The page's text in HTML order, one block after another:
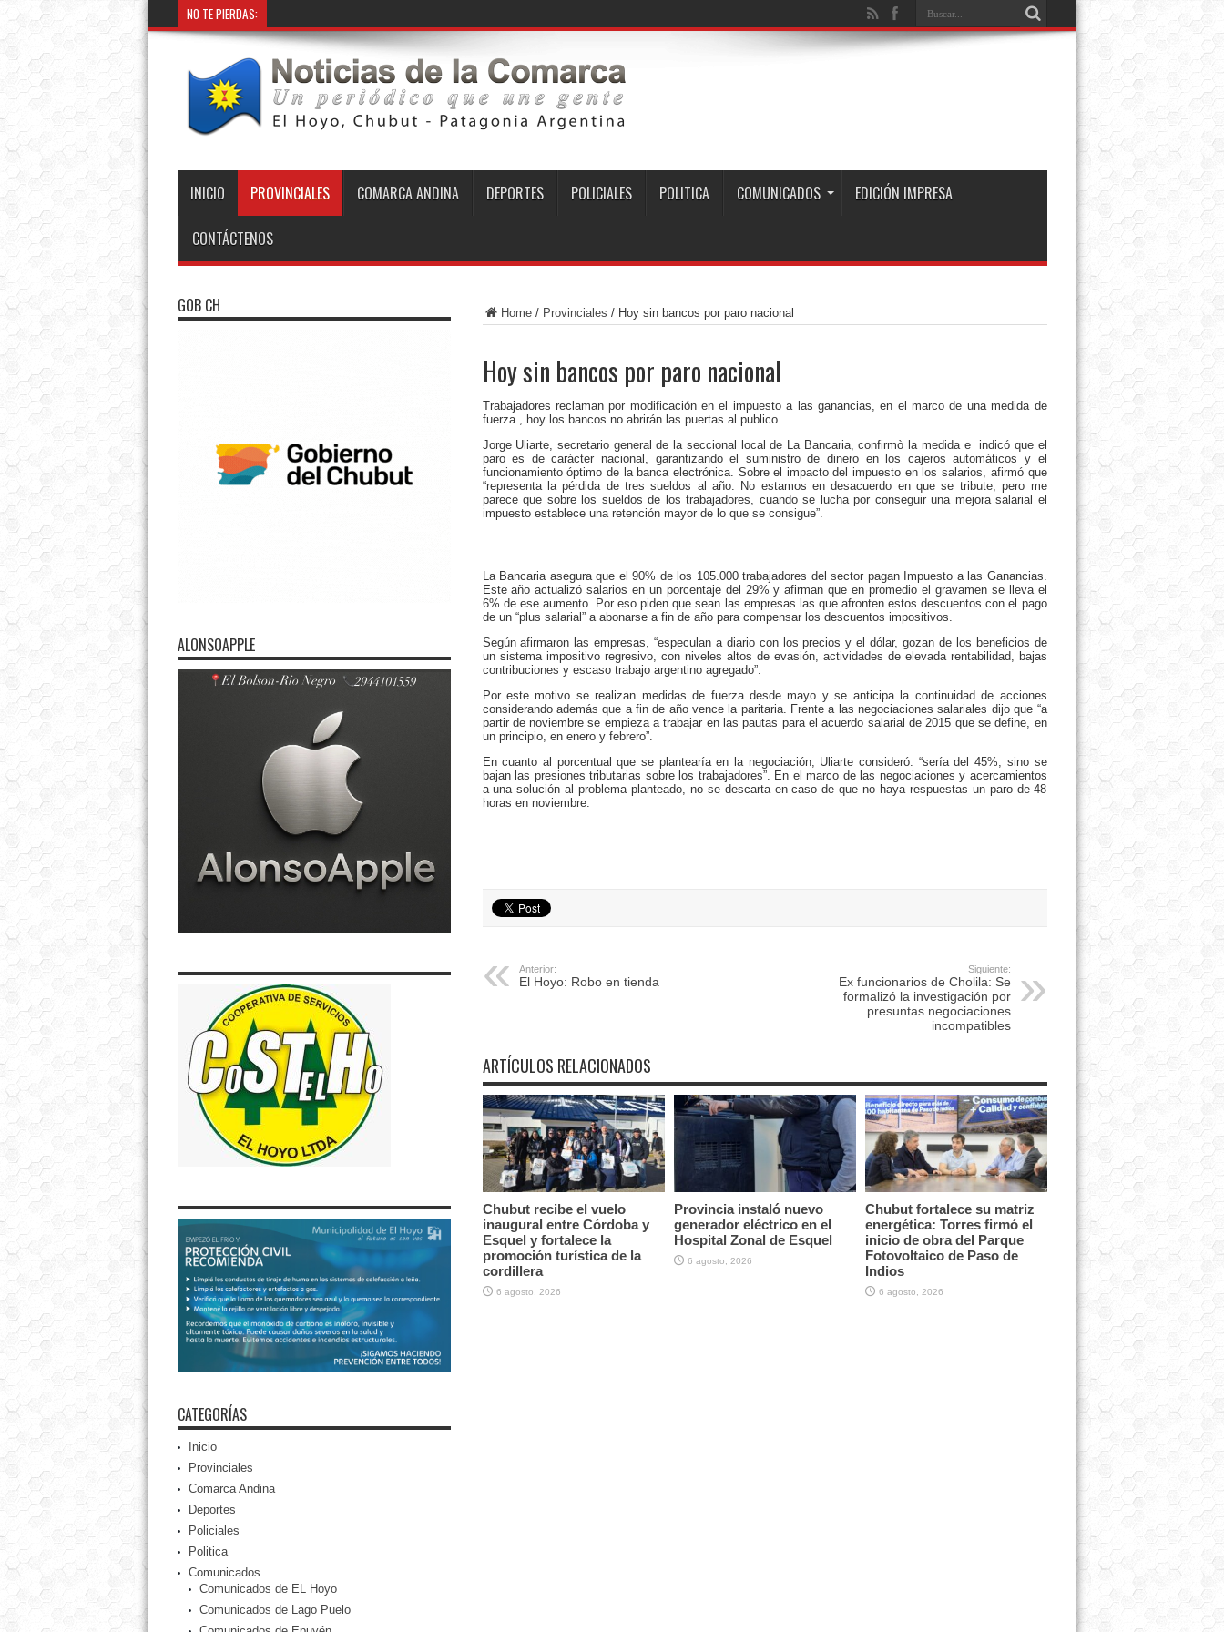
NO TE PIERDAS:
INICIO PROVINCIALES COMARCA ANDINA DEPORTES POLICIALES POLITICA COMUNICADOS EDICIÓN IMPRESA
CONTÁCTENOS
Home/ Provinciales / Hoy sin bancos por paro nacional
Hoy sin bancos por paro nacional
Trabajadores reclaman por modificación en el impuesto a las ganancias, en el marco de una medida de
fuerza , hoy los bancos no abrirán las puertas al publico.
Jorge Uliarte, secretario general de la seccional local de La Bancaria, confirmò la medida e indicó que el
paro es de carácter nacional, garantizando el suministro de dinero en los cajeros automáticos y el
funcionamiento óptimo de la banca electrónica. Sobre el impacto del impuesto en los salarios, afirmó que
“representa la pérdida de tres sueldos al año. No estamos en desacuerdo en que se tribute, pero me
parece que sobre los sueldos de los trabajadores, cuando se lucha por conseguir una mejora salarial el
impuesto establece una retención mayor de lo que se consigue”.
La Bancaria asegura que el 90% de los 105.000 trabajadores del sector pagan Impuesto a las Ganancias.
Este año actualizó salarios en un porcentaje del 29% y afirman que en promedio el gravamen se lleva el
6% de ese aumento. Por eso piden que sean las empresas las que afronten estos descuentos con el pago
de un “plus salarial” a abonarse a fin de año para compensar los descuentos impositivos.
Según afirmaron las empresas, “especulan a diario con los precios y el dólar, gozan de los beneficios de
un sistema impositivo regresivo, con niveles altos de evasión, actividades de elevada rentabilidad, bajas
contribuciones y escaso trabajo argentino agregado”.
Por este motivo se realizan medidas de fuerza desde mayo y se anticipa la continuidad de acciones
considerando además que a fin de año vence la paritaria. Frente a las negociaciones salariales dijo que “a
partir de noviembre se empieza a trabajar en las pautas para el acuerdo salarial de 2015 que se define, en
un principio, en enero y febrero”.
En cuanto al porcentual que se plantearía en la negociación, Uliarte consideró: “sería del 45%, sino se
bajan las presiones tributarias sobre los trabajadores”. En el marco de las negociaciones y acercamientos
a una solución al problema planteado, no se descarta en caso de que no haya respuestas un paro de 48
horas en noviembre.
Anterior:
El Hoyo: Robo en tienda
Siguiente:
Ex funcionarios de Cholila: Se
formalizó la investigación por
presuntas negociaciones
incompatibles
ARTÍCULOS RELACIONADOS
Chubut recibe el vuelo
inaugural entre Córdoba y
Esquel y fortalece la
promoción turística de la
cordillera
6 agosto, 2026
Provincia instaló nuevo
generador eléctrico en el
Hospital Zonal de Esquel
6 agosto, 2026
Chubut fortalece su matriz
energética: Torres firmó el
inicio de obra del Parque
Fotovoltaico de Paso de
Indios
6 agosto, 2026
GOB CH
ALONSOAPPLE
CATEGORÍAS
Inicio
Provinciales
Comarca Andina
Deportes
Policiales
Politica
Comunicados
Comunicados de EL Hoyo
Comunicados de Lago Puelo